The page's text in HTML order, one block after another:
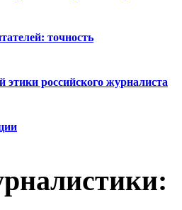
точность
этики российского журналиста